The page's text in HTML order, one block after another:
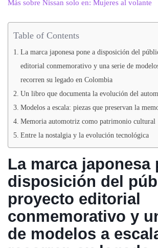
Más sobre Nissan solo en: Mujeres al volante
Table of Contents
La marca japonesa pone a disposición del
editorial conmemorativo y una serie de
recorren su legado en Colombia
Un libro que documenta la evolución del
Modelos a escala: piezas que preservan la
Memoria automotriz como patrimonio cultural
Entre la nostalgia y la evolución tecnológica
La marca japonesa
disposición del
proyecto editorial
conmemorativo y
de modelos a